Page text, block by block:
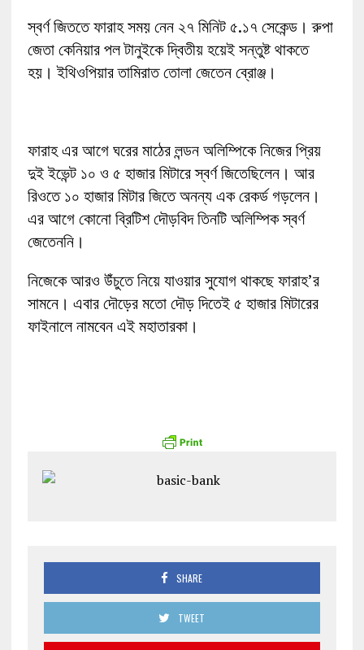
স্বর্ণ জিততে ফারাহ সময় নেন ২৭ মিনিট ৫.১৭ সেকেন্ড। রুপা
জেতা কেনিয়ার পল টানুইকে দ্বিতীয় হয়েই সন্তুষ্ট থাকতে
হয়। ইথিওপিয়ার তামিরাত তোলা জেতেন ব্রোঞ্জ।
ফারাহ এর আগে ঘরের মাঠের লন্ডন অলিম্পিকে নিজের প্রিয়
দুই ইভেন্ট ১০ ও ৫ হাজার মিটারে স্বর্ণ জিতেছিলেন। আর
রিওতে ১০ হাজার মিটার জিতে অনন্য এক রেকর্ড গড়লেন।
এর আগে কোনো ব্রিটিশ দৌড়বিদ তিনটি অলিম্পিক স্বর্ণ
জেতেননি।
নিজেকে আরও উঁচুতে নিয়ে যাওয়ার সুযোগ থাকছে ফারাহ’র
সামনে। এবার দৌড়ের মতো দৌড় দিতেই ৫ হাজার মিটারের
ফাইনালে নামবেন এই মহাতারকা।
SHARE
TWEET